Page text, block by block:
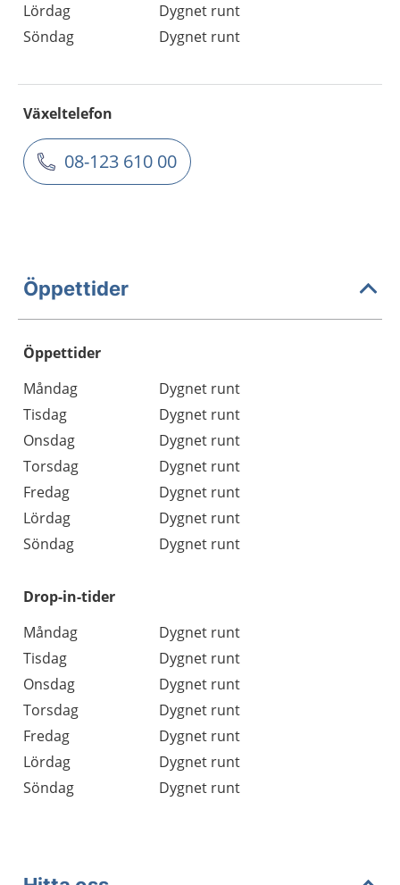
Lördag
Dygnet runt
Söndag
Dygnet runt
Växeltelefon
08-123 610 00
Öppettider
Öppettider
Dag
Öppettider
Kommentarer
Måndag
Dygnet runt
Tisdag
Dygnet runt
Onsdag
Dygnet runt
Torsdag
Dygnet runt
Fredag
Dygnet runt
Lördag
Dygnet runt
Söndag
Dygnet runt
Drop-in-tider
Måndag
Dygnet runt
Tisdag
Dygnet runt
Onsdag
Dygnet runt
Torsdag
Dygnet runt
Fredag
Dygnet runt
Lördag
Dygnet runt
Söndag
Dygnet runt